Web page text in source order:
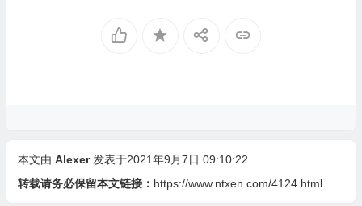
本文由 Alexer 发表于2021年9月7日 09:10:22
转载请务必保留本文链接： https://www.ntxen.com/4124.html